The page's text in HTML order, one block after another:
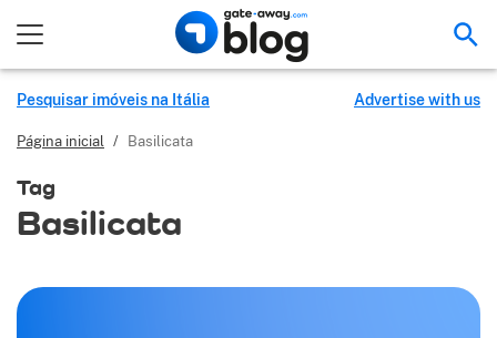
Pesquisar imóveis na Itália Advertise with us
Página inicial / Basilicata
Tag
Basilicata